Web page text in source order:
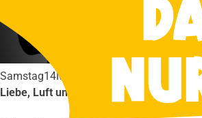
Samstag14März
Liebe, Luft und Ladekabel - Ohne is´doof